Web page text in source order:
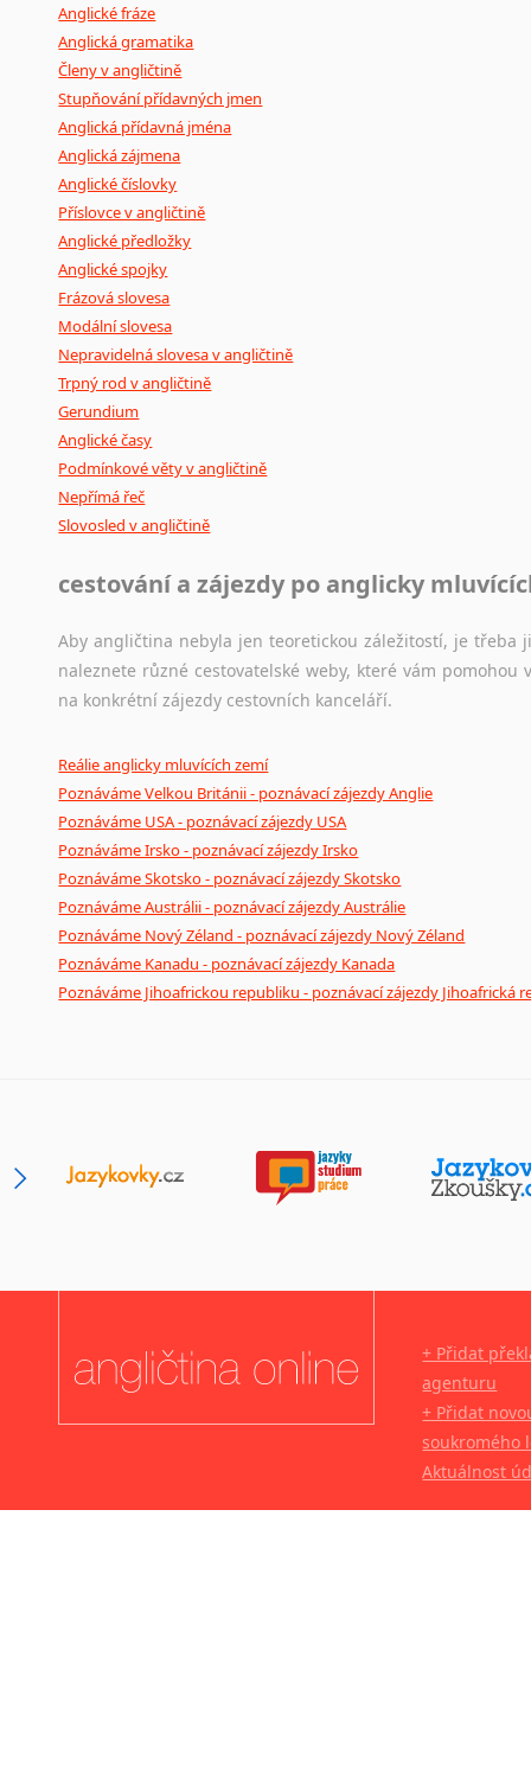
Anglické fráze
Anglická gramatika
Členy v angličtině
Stupňování přídavných jmen
Anglická přídavná jména
Anglická zájmena
Anglické číslovky
Příslovce v angličtině
Anglické předložky
Anglické spojky
Frázová slovesa
Modální slovesa
Nepravidelná slovesa v angličtině
Trpný rod v angličtině
Gerundium
Anglické časy
Podmínkové věty v angličtině
Nepřímá řeč
Slovosled v angličtině
cestování a zájezdy po anglicky
Aby angličtina nebyla jen teoretickou záležitostí, je
naleznete různé cestovatelské weby, které vám
na konkrétní zájezdy cestovních kanceláří.
Reálie anglicky mluvících zemí
Poznáváme Velkou Británii - poznávací zájezdy Anglie
Poznáváme USA - poznávací zájezdy USA
Poznáváme Irsko - poznávací zájezdy Irsko
Poznáváme Skotsko - poznávací zájezdy Skotsko
Poznáváme Austrálii - poznávací zájezdy Austrálie
Poznáváme Nový Zéland - poznávací zájezdy Nový Zéland
Poznáváme Kanadu - poznávací zájezdy Kanada
Poznáváme Jihoafrickou republiku - poznávací zájezdy Jihoafrická
+ Přidat
agenturu
+ Přidat
soukromého
Aktuálnost